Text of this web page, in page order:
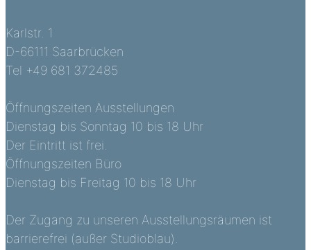
Karlstr. 1
D-66111 Saarbrücken
Tel +49 681 372485
Öffnungszeiten Ausstellungen
Dienstag bis Sonntag 10 bis 18 Uhr
Der Eintritt ist frei.
Öffnungszeiten Büro
Dienstag bis Freitag 10 bis 18 Uhr
Der Zugang zu unseren Ausstellungsräumen ist
barrierefrei (außer Studioblau).